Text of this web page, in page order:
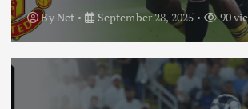
ByNet September 28, 2025 90